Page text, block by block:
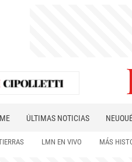
ÚLTIMAS NOTICIAS
LMN EN VIVO MÁS